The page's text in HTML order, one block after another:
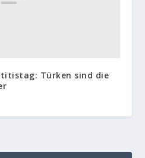
Türken sind die